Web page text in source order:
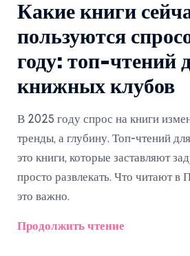
Какие книги
пользуются
году: топ-чтений
книжных клубов
В 2025 году спрос на книги
тренды, а глубину. Топ-чтений
это книги, которые заставляют
просто развлекать. Что читают в
это важно.
Продолжить чтение